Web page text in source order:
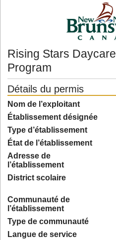
Rising Stars
Program
Détails du permis
Nom de l’exploitant
Établissement désignée
Type d’établissement
État de l’établissement
Adresse de
l’établissement
District scolaire
Communauté de
l’établissement
Type de communauté
Langue de service